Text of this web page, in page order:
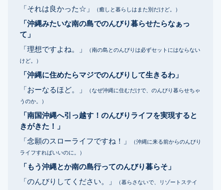
「それは良かった☆」 （癒しと暮らしはまた別だけど。）
「沖縄みたいな南の島でのんびり暮らせたらなぁっ
て」
「理想ですよね。」
（南の島とのんびりは必ずセットにはならない
けど。）
「沖縄に住めたらマジでのんびりして生きるわ」
「おーなるほど。」
（なぜ沖縄に住むだけで、のんびり暮らせちゃ
うのか。）
「南国沖縄へ引っ越す！のんびりライフを実現すると
きがきた！」
「念願のスローライフですね！」
（沖縄に来る前からのんびり
ライフすればいいのに。）
「もう沖縄とか南の島行ってのんびり暮らそ」
「のんびりしてください。」
（暮らさないで、リゾートステイ